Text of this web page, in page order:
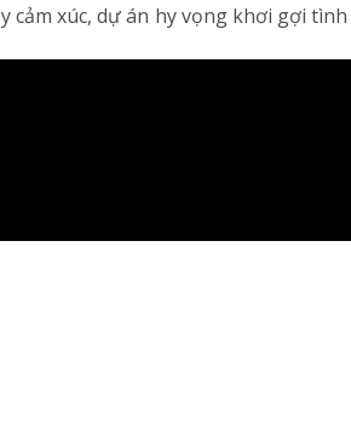
xúc, dự án hy vọng khơi gợi